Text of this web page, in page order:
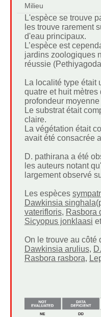
Milieu
L'espèce se trouve
les trouve rarement
d'eau principaux.
L’espèce est
jardins zoologiques
réussie
La localité type était
quatre et huit
profondeur
Le substrat était
claire.
La végétation était
avait été consacrée
D. pathirana a été
les auteurs notant
largement observé
Les espèces
Dawkinsia singhala
vaterifloris, Rasbora
Sicyopus jonklaasi
On le trouve au
Dawkinsia arulius,
Rasbora rasbora,